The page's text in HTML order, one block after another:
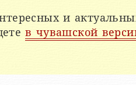
и
в чувашской